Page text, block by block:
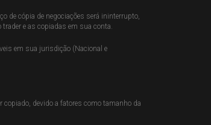
de cópia de negociações será ininterrupto,
e as copiadas em sua conta.
em sua jurisdição (Nacional e
copiado, devido a fatores como tamanho da